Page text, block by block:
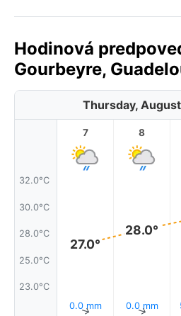
Hodinová
Gourbeyre,
Thursday,
32.0°C
30.0°C
28.0°C
25.0°C
23.0°C
7
27.0°
0.0 mm
↑
8
28.0°
0.0 mm
↑